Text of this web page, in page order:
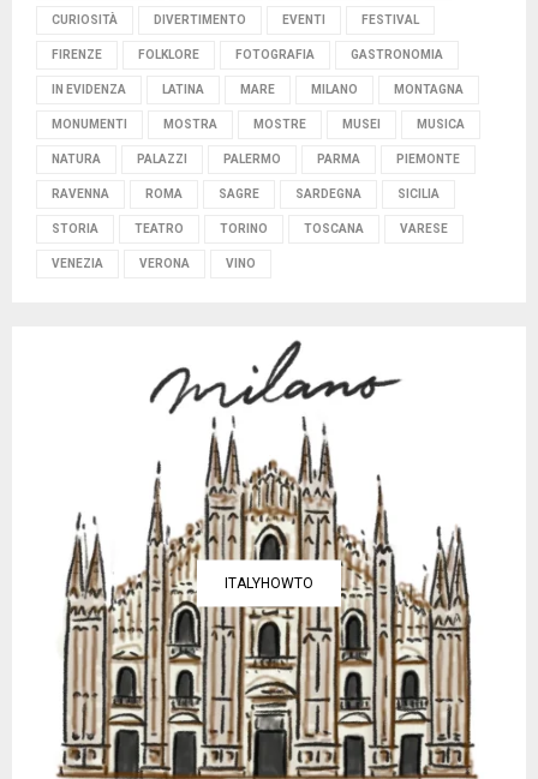
CURIOSITÀ DIVERTIMENTO EVENTI FESTIVAL
FIRENZE FOLKLORE FOTOGRAFIA GASTRONOMIA
IN EVIDENZA LATINA MARE MILANO MONTAGNA
MONUMENTI MOSTRA MOSTRE MUSEI MUSICA
NATURA PALAZZI PALERMO PARMA PIEMONTE
RAVENNA ROMA SAGRE SARDEGNA SICILIA
STORIA TEATRO TORINO TOSCANA VARESE
VENEZIA VERONA VINO
ITALYHOWTO